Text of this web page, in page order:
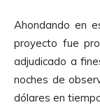
Ahondando en
proyecto fue
adjudicado a
noches de
dólares en